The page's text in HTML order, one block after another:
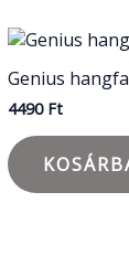
Genius
4490 Ft